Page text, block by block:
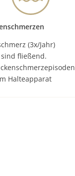
(3x/Jahr)
fließend.
Halteapparat